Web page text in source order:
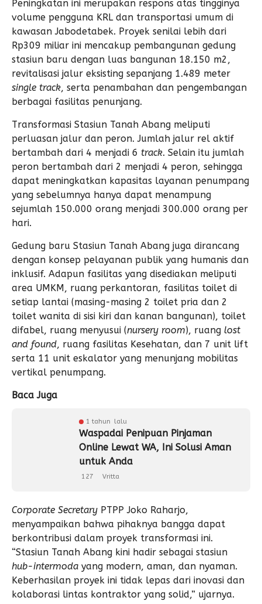
Peningkatan ini merupakan respons atas tingginya
volume pengguna KRL dan transportasi umum di
kawasan Jabodetabek. Proyek senilai lebih dari
Rp309 miliar ini mencakup pembangunan gedung
stasiun baru dengan luas bangunan 18.150 m2,
revitalisasi jalur eksisting sepanjang 1.489 meter
single track, serta penambahan dan pengembangan
berbagai fasilitas penunjang.
Transformasi Stasiun Tanah Abang meliputi
perluasan jalur dan peron. Jumlah jalur rel aktif
bertambah dari 4 menjadi 6 track. Selain itu jumlah
peron bertambah dari 2 menjadi 4 peron, sehingga
dapat meningkatkan kapasitas layanan penumpang
yang sebelumnya hanya dapat menampung
sejumlah 150.000 orang menjadi 300.000 orang per
hari.
Gedung baru Stasiun Tanah Abang juga dirancang
dengan konsep pelayanan publik yang humanis dan
inklusif. Adapun fasilitas yang disediakan meliputi
area UMKM, ruang perkantoran, fasilitas toilet di
setiap lantai (masing-masing 2 toilet pria dan 2
toilet wanita di sisi kiri dan kanan bangunan), toilet
difabel, ruang menyusui (nursery room), ruang lost
and found, ruang fasilitas Kesehatan, dan 7 unit lift
serta 11 unit eskalator yang menunjang mobilitas
vertikal penumpang.
Baca Juga
1 tahun lalu
Waspadai Penipuan Pinjaman
Online Lewat WA, Ini Solusi Aman
untuk Anda
127 Vritta
Corporate Secretary PTPP Joko Raharjo,
menyampaikan bahwa pihaknya bangga dapat
berkontribusi dalam proyek transformasi ini.
“Stasiun Tanah Abang kini hadir sebagai stasiun
hub-intermoda yang modern, aman, dan nyaman.
Keberhasilan proyek ini tidak lepas dari inovasi dan
kolaborasi lintas kontraktor yang solid,” ujarnya.